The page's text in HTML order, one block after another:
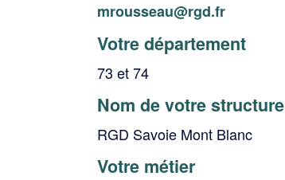
mrousseau@rgd.fr
Votre département
73 et 74
Nom de votre structure
RGD Savoie Mont Blanc
Votre métier